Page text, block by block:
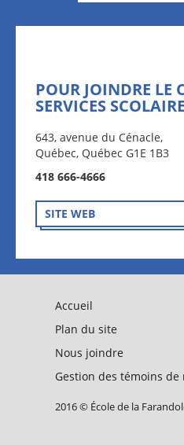
POUR JOINDRE LE
SERVICES SCOLAIRE
643, avenue du Cénacle,
Québec, Québec G1E 1B3
418 666-4666
SITE WEB
Accueil
Plan du site
Nous joindre
Gestion des témoins de
2016 © École de la